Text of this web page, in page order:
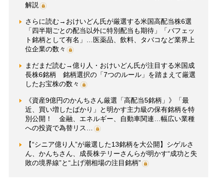
解説
さらに読む→おけいどん氏が厳選する米国高配当株6選
「四半期ごとの配当以外に特別配当も期待」「バフェッ
ト銘柄として有名」…医薬品、飲料、タバコなど業界上
位企業の数々
まだまだ読む→億り人・おけいどん氏が注目する米国成
長株6銘柄 銘柄選択の「7つのルール」を踏まえて厳選
したお宝株の数々
《資産9億円のかんちさん厳選「高配当5銘柄」》「最
近、買い増したばかり」と明かす主力級の保有銘柄を特
別公開！ 金融、エネルギー、自動車関連…幅広い業種
への投資で為替リス…
【“シニア億り人”が厳選した13銘柄を大公開】シゲルさ
ん、かんちさん、成長株テリーさんらが明かす“成功と失
敗の境界線”と“上げ潮相場の注目銘柄”